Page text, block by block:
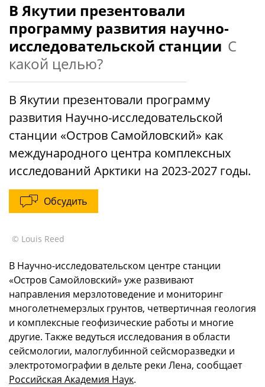
В Якутии презентовали
программу развития научно-
исследовательской станции С
какой целью?
В Якутии презентовали программу
развития Научно-исследовательской
станции «Остров Самойловский» как
международного центра комплексных
исследований Арктики на 2023-2027 годы.
Обсудить
© Louis Reed
В Научно-исследовательском центре станции
«Остров Самойловский» уже развивают
направления мерзлотоведение и мониторинг
многолетнемерзлых грунтов, четвертичная геология
и комплексные геофизические работы и многие
другие. Также ведуться исследования в области
сейсмологии, малоглубинной сейсморазведки и
электротомографии в дельте реки Лена, сообщает
Российская Академия Наук.